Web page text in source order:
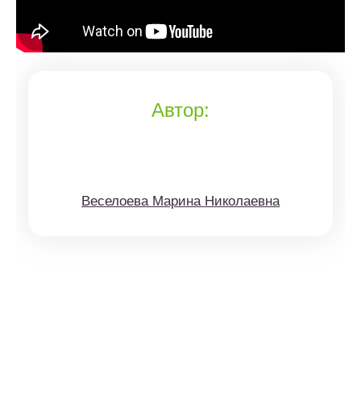
Автор:
Веселоева Марина Николаевна